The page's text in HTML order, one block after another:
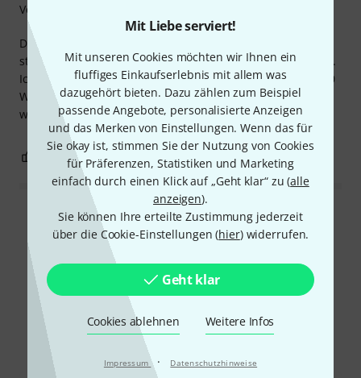
Mit Liebe serviert!
Mit unseren Cookies möchten wir Ihnen ein
fluffiges Einkaufserlebnis mit allem was
dazugehört bieten. Dazu zählen zum Beispiel
passende Angebote, personalisierte Anzeigen
und das Merken von Einstellungen. Wenn das für
Sie okay ist, stimmen Sie der Nutzung von Cookies
für Präferenzen, Statistiken und Marketing
einfach durch einen Klick auf „Geht klar“ zu (alle
anzeigen).
Sie können Ihre erteilte Zustimmung jederzeit
über die Cookie-Einstellungen (hier) widerrufen.
Geht klar
Cookies ablehnen Weitere Infos
Impressum · Datenschutzhinweise
Die Qualität ist ok, über die Länge vom Netzkabel lässt sich
streiten (für reinen Rackeinbau ist es mit 1,5m viel zu lang).
Ich hoffe die Beschriftung ("Maximale Gesamtleistung 3680
W") ist falsch. Sonst wäre das echt nicht sein Geld wert,
wenn man nur eine Phase benutzen dürfte!
Verarbeitung
Alle Bewertungen lesen
Schon gewusst?
Alle Downloads